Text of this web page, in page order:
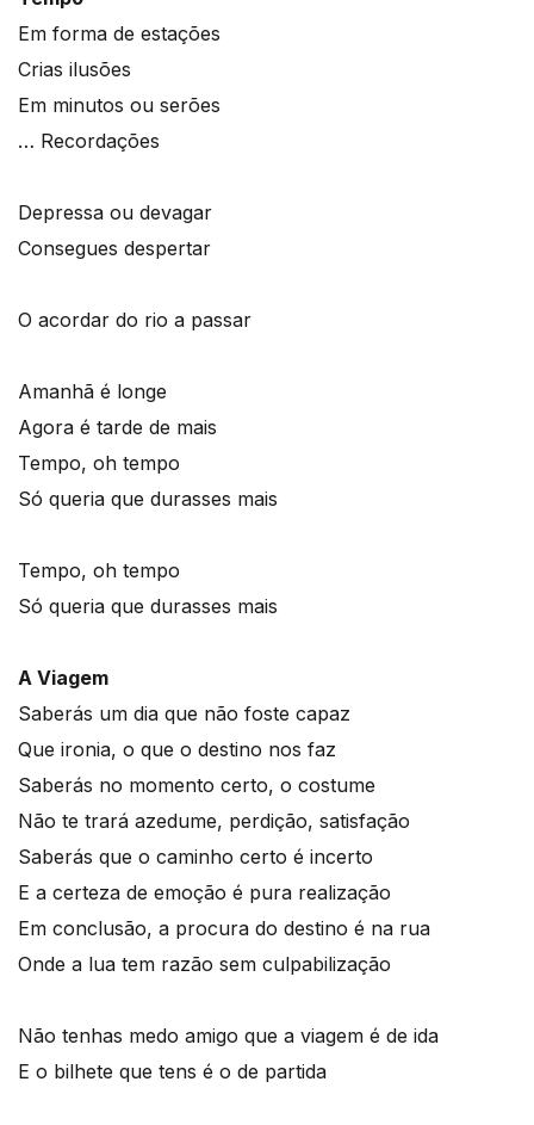
Em forma de estações
Crias ilusões
Em minutos ou serões
… Recordações
Depressa ou devagar
Consegues despertar
O acordar do rio a passar
Amanhã é longe
Agora é tarde de mais
Tempo, oh tempo
Só queria que durasses mais
Tempo, oh tempo
Só queria que durasses mais
A Viagem
Saberás um dia que não foste capaz
Que ironia, o que o destino nos faz
Saberás no momento certo, o costume
Não te trará azedume, perdição, satisfação
Saberás que o caminho certo é incerto
E a certeza de emoção é pura realização
Em conclusão, a procura do destino é na rua
Onde a lua tem razão sem culpabilização
Não tenhas medo amigo que a viagem é de ida
E o bilhete que tens é o de partida